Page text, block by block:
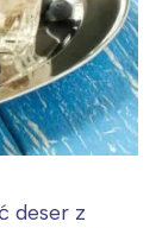
deser z